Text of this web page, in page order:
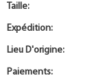
Taille:
Expédition:
Lieu D'origine:
Paiements: